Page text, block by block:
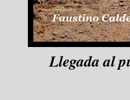
Llegada al